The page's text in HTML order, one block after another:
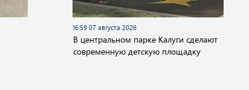
16:59 07 августа 2026
В центральном парке Калуги сделают
современную детскую площадку